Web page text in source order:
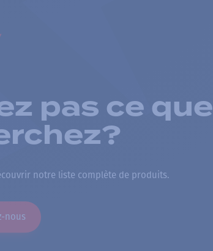
pas ce que
notre liste complète de produits.
nous